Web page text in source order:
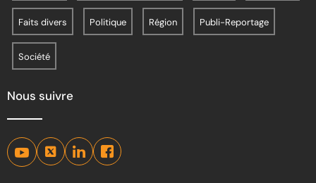
Faits divers Politique Région Publi-Reportage
Société
Nous suivre